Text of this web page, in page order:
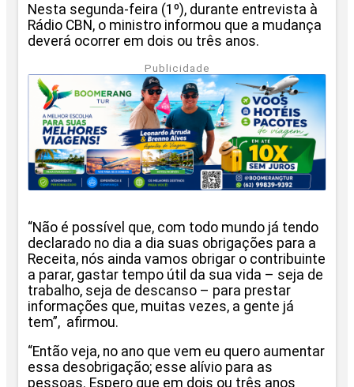
Nesta segunda-feira (1º), durante entrevista à
Rádio CBN, o ministro informou que a mudança
deverá ocorrer em dois ou três anos.
Publicidade
“Não é possível que, com todo mundo já tendo
declarado no dia a dia suas obrigações para a
Receita, nós ainda vamos obrigar o contribuinte
a parar, gastar tempo útil da sua vida – seja de
trabalho, seja de descanso – para prestar
informações que, muitas vezes, a gente já
tem”, afirmou.
“Então veja, no ano que vem eu quero aumentar
essa desobrigação; esse alívio para as
pessoas. Espero que em dois ou três anos